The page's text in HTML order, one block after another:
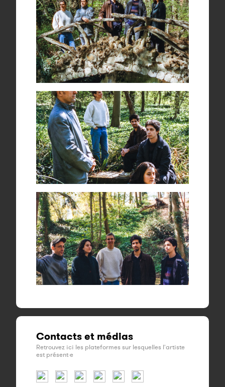
Contacts et médias
Retrouvez ici les plateformes sur lesquelles l'artiste
est présent·e